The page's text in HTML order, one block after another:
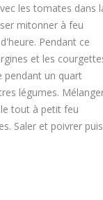
les tomates dans
mitonner à feu
Pendant ce
et les
pendant un quart
légumes.
tout à petit feu
Saler et poivrer puis